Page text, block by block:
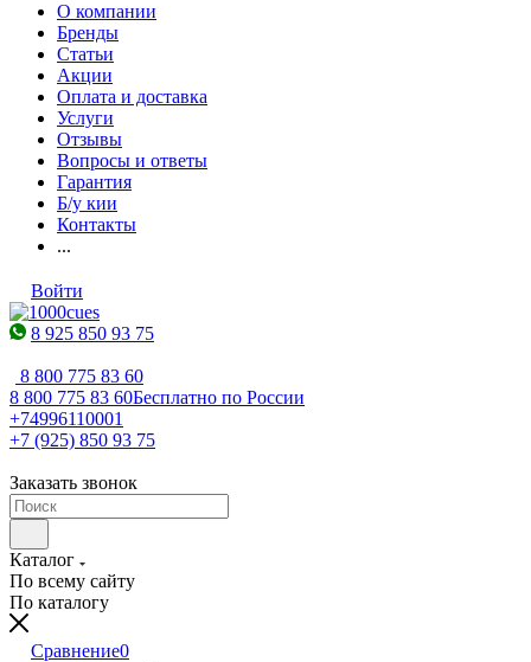
О компании
Бренды
Статьи
Акции
Оплата и доставка
Услуги
Отзывы
Вопросы и ответы
Гарантия
Б/у кии
Контакты
...
Войти
8 925 850 93 75
8 800 775 83 60
8 800 775 83 60Бесплатно по России
+74996110001
+7 (925) 850 93 75
Заказать звонок
Каталог
По всему сайту
По каталогу
Сравнение0